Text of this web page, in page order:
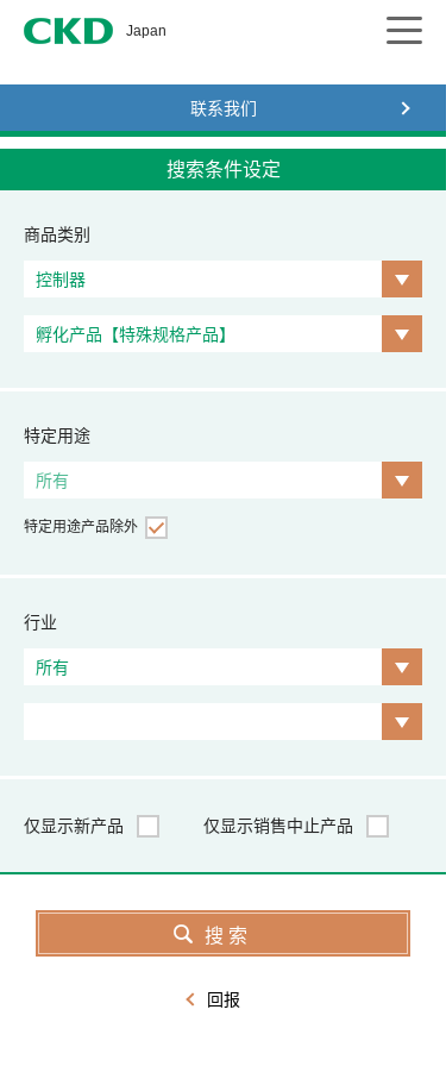
CKD
Japan
联系我们
搜索条件设定
商品类别
特定用途
特定用途产品除外
行业
仅显示新产品 仅显示销售中止产品
回报